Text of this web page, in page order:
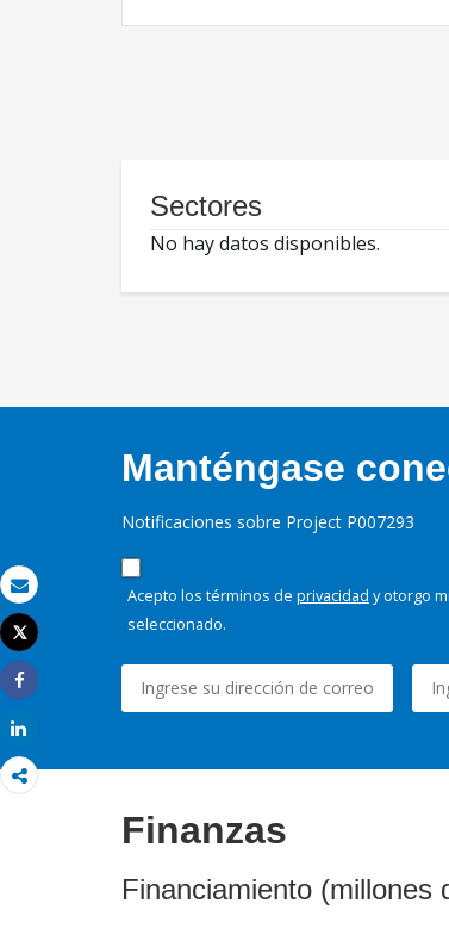
Correo electrónico
Imprimir
Tweet
Share
Sectores
No hay datos disponibles.
Manténgase
Notificaciones sobre Project P007293
Acepto los términos de privacidad y otorgo
seleccionado.
Finanzas
Financiamiento (millones